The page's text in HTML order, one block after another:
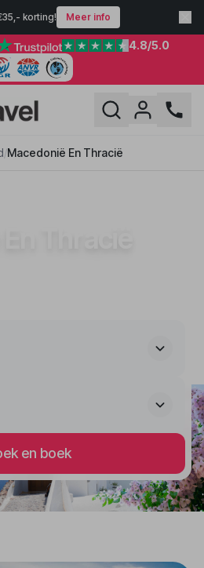
korting! Meer info
4.8/5.0
/Macedonië En Thracië
en boek